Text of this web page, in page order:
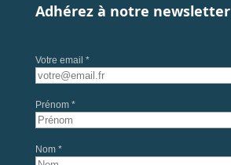
Adhérez à notre newsletter
Votre email *
Prénom *
Nom *